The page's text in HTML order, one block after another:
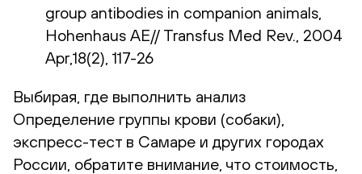
group antibodies in companion animals,
Hohenhaus AE// Transfus Med Rev., 2004
Apr,18(2), 117-26
Выбирая, где выполнить анализ
Определение группы крови (собаки),
экспресс-тест в Самаре и других городах
России, обратите внимание, что стоимость,